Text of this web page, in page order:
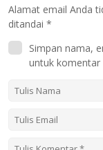
Alamat email Anda
ditandai *
Simpan nama,
untuk komentar